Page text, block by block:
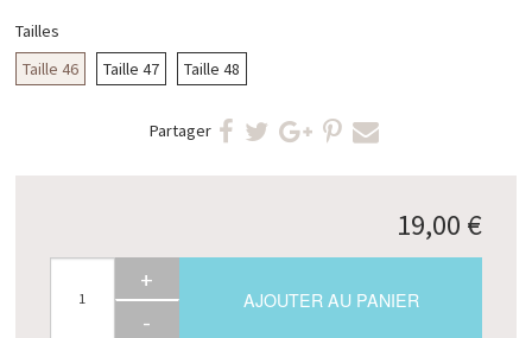
Tailles
Taille 46
Taille 47 Taille 48
Partager
19,00 €
+
-
AJOUTER AU PANIER